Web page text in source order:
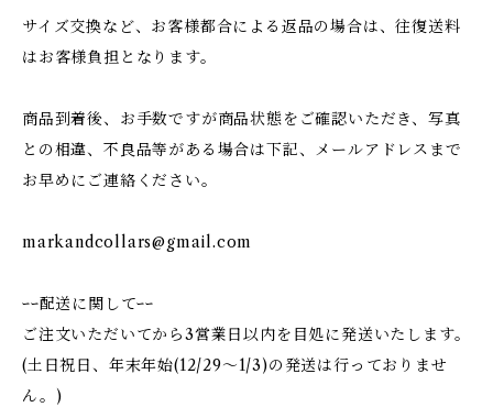
サイズ交換など、お客様都合による返品の場合は、往復送料
はお客様負担となります。
商品到着後、お手数ですが商品状態をご確認いただき、写真
との相違、不良品等がある場合は下記、メールアドレスまで
お早めにご連絡ください。
markandcollars@gmail.com
ｰｰ配送に関してｰｰ
ご注文いただいてから3営業日以内を目処に発送いたします。
(土日祝日、年末年始(12/29〜1/3)の発送は行っておりませ
ん。)